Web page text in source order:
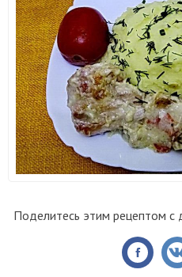
Поделитесь этим рецептом с